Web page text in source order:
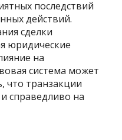
последствий
действий.
сделки
юридические
на
система может
что транзакции
справедливо на